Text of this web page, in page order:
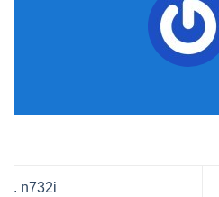
. n732i